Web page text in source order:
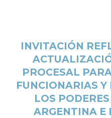
INVITACIÓN
PROCESAL
FUNCIONARIAS
LOS
ARGENTINA E